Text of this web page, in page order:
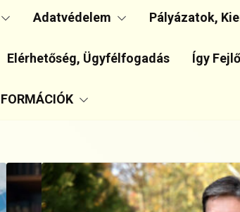
Adatvédelem Pályázatok,
Elérhetőség, Ügyfélfogadás Így